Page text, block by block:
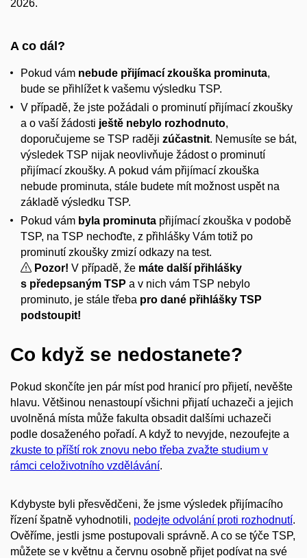
2026.
A co dál?
Pokud vám nebude přijímací zkouška prominuta,
bude se přihlížet k vašemu výsledku TSP.
V případě, že jste požádali o prominutí přijímací zkoušky
a o vaší žádosti ještě nebylo rozhodnuto,
doporučujeme se TSP raději zúčastnit. Nemusíte se bát,
výsledek TSP nijak neovlivňuje žádost o prominutí
přijímací zkoušky. A pokud vám přijímací zkouška
nebude prominuta, stále budete mít možnost uspět na
základě výsledku TSP.
Pokud vám byla prominuta přijímací zkouška v podobě
TSP, na TSP nechoďte, z přihlášky Vám totiž po
prominutí zkoušky zmizí odkazy na test.
Pozor! V případě, že máte další přihlášky
s předepsaným TSP a v nich vám TSP nebylo
prominuto, je stále třeba pro dané přihlášky TSP
podstoupit!
Co když se nedostanete?
Pokud skončíte jen pár míst pod hranicí pro přijetí, nevěšte
hlavu. Většinou nenastoupí všichni přijatí uchazeči a jejich
uvolněná místa může fakulta obsadit dalšími uchazeči
podle dosaženého pořadí. A když to nevyjde, nezoufejte a
zkuste to příští rok znovu nebo třeba zvažte studium v
rámci celoživotního vzdělávání.
Kdybyste byli přesvědčeni, že jsme výsledek přijímacího
řízení špatně vyhodnotili, podejte odvolání proti rozhodnutí.
Ověříme, jestli jsme postupovali správně. A co se týče TSP,
můžete se v květnu a červnu osobně přijet podívat na své